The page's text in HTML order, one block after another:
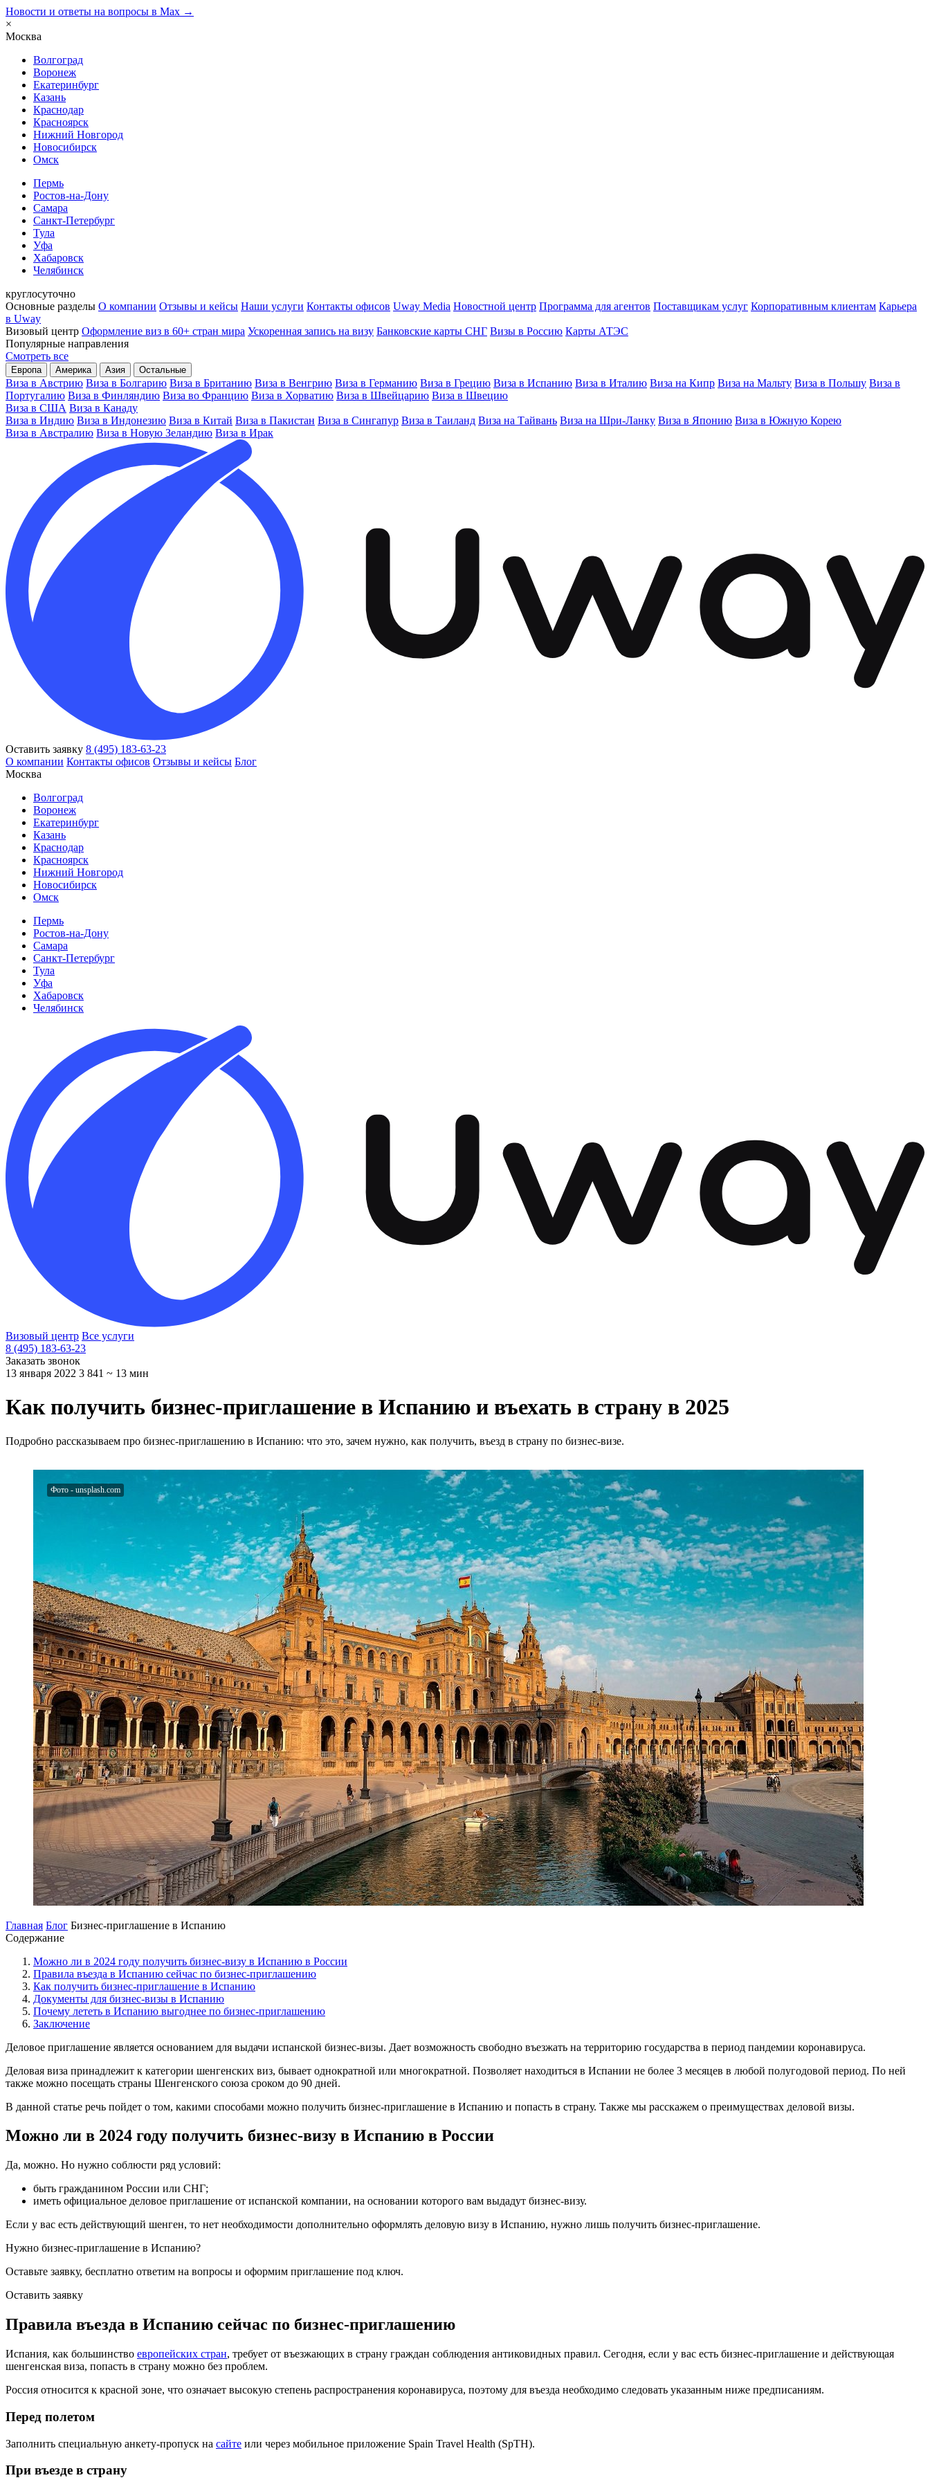
Новости и ответы на вопросы в Max →
×
Москва
Волгоград
Воронеж
Екатеринбург
Казань
Краснодар
Красноярск
Нижний Новгород
Новосибирск
Омск
Пермь
Ростов-на-Дону
Самара
Санкт-Петербург
Тула
Уфа
Хабаровск
Челябинск
круглосуточно
Основные разделы О компании Отзывы и кейсы Наши услуги Контакты офисов Uway Media Новостной центр Программа для агентов Поставщикам услуг Корпоративным клиентам Карьера
в Uway
Визовый центр Оформление виз в 60+ стран мира Ускоренная запись на визу Банковские карты СНГ Визы в Россию Карты АТЭС
Популярные направления
Смотреть все
Европа Америка Азия Остальные
Виза в Австрию Виза в Болгарию Виза в Британию Виза в Венгрию Виза в Германию Виза в Грецию Виза в Испанию Виза в Италию Виза на Кипр Виза на Мальту Виза в Польшу Виза в
Португалию Виза в Финляндию Виза во Францию Виза в Хорватию Виза в Швейцарию Виза в Швецию
Виза в США Виза в Канаду
Виза в Индию Виза в Индонезию Виза в Китай Виза в Пакистан Виза в Сингапур Виза в Таиланд Виза на Тайвань Виза на Шри-Ланку Виза в Японию Виза в Южную Корею
Виза в Австралию Виза в Новую Зеландию Виза в Ирак
Оставить заявку 8 (495) 183-63-23
О компании Контакты офисов Отзывы и кейсы Блог
Москва
Волгоград
Воронеж
Екатеринбург
Казань
Краснодар
Красноярск
Нижний Новгород
Новосибирск
Омск
Пермь
Ростов-на-Дону
Самара
Санкт-Петербург
Тула
Уфа
Хабаровск
Челябинск
Визовый центр Все услуги
8 (495) 183-63-23
Заказать звонок
13 января 2022 3 841 ~ 13 мин
Как получить бизнес-приглашение в Испанию и въехать в страну в 2025
Подробно рассказываем про бизнес-приглашению в Испанию: что это, зачем нужно, как получить, въезд в страну по бизнес-визе.
Главная Блог Бизнес-приглашение в Испанию
Содержание
Можно ли в 2024 году получить бизнес-визу в Испанию в России
Правила въезда в Испанию сейчас по бизнес-приглашению
Как получить бизнес-приглашение в Испанию
Документы для бизнес-визы в Испанию
Почему лететь в Испанию выгоднее по бизнес-приглашению
Заключение
Деловое приглашение является основанием для выдачи испанской бизнес-визы. Дает возможность свободно въезжать на территорию государства в период пандемии коронавируса.
Деловая виза принадлежит к категории шенгенских виз, бывает однократной или многократной. Позволяет находиться в Испании не более 3 месяцев в любой полугодовой период. По ней
также можно посещать страны Шенгенского союза сроком до 90 дней.
В данной статье речь пойдет о том, какими способами можно получить бизнес-приглашение в Испанию и попасть в страну. Также мы расскажем о преимуществах деловой визы.
Можно ли в 2024 году получить бизнес-визу в Испанию в России
Да, можно. Но нужно соблюсти ряд условий:
быть гражданином России или СНГ;
иметь официальное деловое приглашение от испанской компании, на основании которого вам выдадут бизнес-визу.
Если у вас есть действующий шенген, то нет необходимости дополнительно оформлять деловую визу в Испанию, нужно лишь получить бизнес-приглашение.
Нужно бизнес-приглашение в Испанию?
Оставьте заявку, бесплатно ответим на вопросы и оформим приглашение под ключ.
Оставить заявку
Правила въезда в Испанию сейчас по бизнес-приглашению
Испания, как большинство европейских стран, требует от въезжающих в страну граждан соблюдения антиковидных правил. Сегодня, если у вас есть бизнес-приглашение и действующая
шенгенская виза, попасть в страну можно без проблем.
Россия относится к красной зоне, что означает высокую степень распространения коронавируса, поэтому для въезда необходимо следовать указанным ниже предписаниям.
Перед полетом
Заполнить специальную анкету-пропуск на сайте или через мобильное приложение Spain Travel Health (SpTH).
При въезде в страну